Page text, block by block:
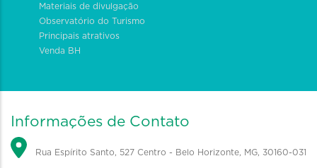
Materiais de divulgação
Observatório do Turismo
Principais atrativos
Venda BH
Informações de Contato
Rua Espírito Santo, 527 Centro - Belo Horizonte, MG, 30160-031